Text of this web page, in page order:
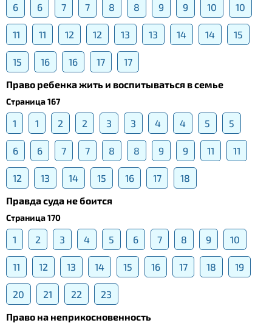
6 6 7 7 8 8 9 9 10 10
11 11 12 12 13 13 14 14 15
15 16 16 17
17
Право ребенка жить и воспитываться в семье
Страница 167
1 1 2 2 3 3 4 4 5 5
6 6 7 7 8 8 9 9 11 11
12 13 14 15 16 17
18
Правда суда не боится
Страница 170
1 2 3 4 5 6 7 8 9 10
11 12 13 14 15 16 17 18 19
20 21 22
23
Право на неприкосновенность